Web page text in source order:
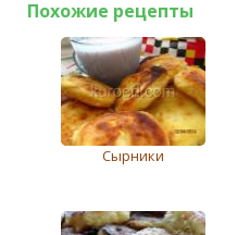
Похожие рецепты
Сырники